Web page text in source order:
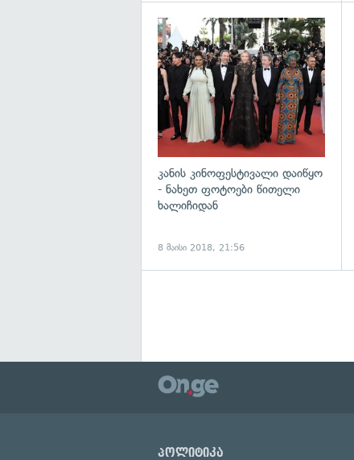
კანის კინოფესტივალი დაიწყო
- ნახეთ ფოტოები წითელი
ხალიჩიდან
8 მაისი 2018, 21:56
პოლიტიკა